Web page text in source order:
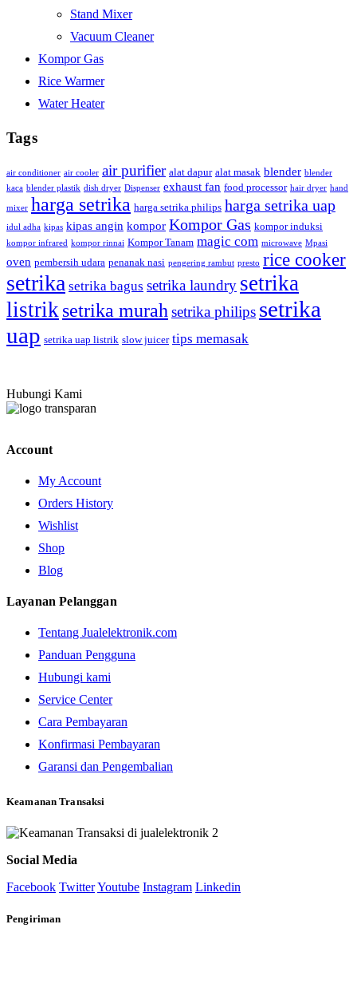
Stand Mixer
Vacuum Cleaner
Kompor Gas
Rice Warmer
Water Heater
Tags
air conditioner air cooler air purifier alat dapur alat masak blender blender
kaca blender plastik dish dryer Dispenser exhaust fan food processor hair dryer hand
mixer harga setrika harga setrika philips harga setrika uap
idul adha kipas kipas angin kompor Kompor Gas kompor induksi
kompor infrared kompor rinnai Kompor Tanam magic com microwave Mpasi
oven pembersih udara penanak nasi pengering rambut presto rice cooker
setrika setrika bagus setrika laundry setrika
listriksetrika murah setrika philips setrika
uap setrika uap listrik slow juicer tips memasak
Hubungi Kami
Account
My Account
Orders History
Wishlist
Shop
Blog
Layanan Pelanggan
Tentang Jualelektronik.com
Panduan Pengguna
Hubungi kami
Service Center
Cara Pembayaran
Konfirmasi Pembayaran
Garansi dan Pengembalian
Keamanan Transaksi
Social Media
Facebook TwitterYoutube Instagram Linkedin
Pengiriman